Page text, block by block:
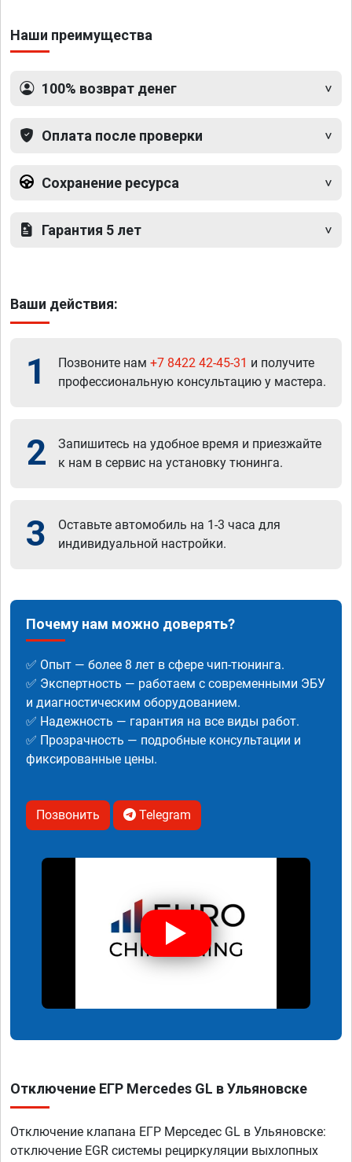
Наши преимущества
100% возврат денег
Оплата после проверки
Сохранение ресурса
Гарантия 5 лет
Ваши действия:
1 Позвоните нам +7 8422 42-45-31 и получите
профессиональную консультацию у мастера.
2
Запишитесь на удобное время и приезжайте
к нам в сервис на установку тюнинга.
3
Оставьте автомобиль на 1-3 часа для
индивидуальной настройки.
Почему нам можно доверять?
✅ Опыт — более 8 лет в сфере чип-тюнинга.
✅ Экспертность — работаем с современными ЭБУ
и диагностическим оборудованием.
✅ Надежность — гарантия на все виды работ.
✅ Прозрачность — подробные консультации и
фиксированные цены.
Позвонить Telegram
Отключение ЕГР Mercedes GL в Ульяновске
Отключение клапана ЕГР Мерседес GL в Ульяновске:
отключение EGR системы рециркуляции выхлопных